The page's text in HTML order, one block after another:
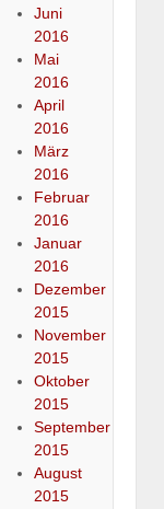
Juni
2016
Mai
2016
April
2016
März
2016
Februar
2016
Januar
2016
Dezember
2015
November
2015
Oktober
2015
September
2015
August
2015